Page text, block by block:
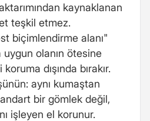
kaynaklanan
teşkil etmez.
biçimlendirme alanı"
olanın ötesine
dışında bırakır.
aynı kumaştan
bir gömlek değil,
işleyen el korunur.